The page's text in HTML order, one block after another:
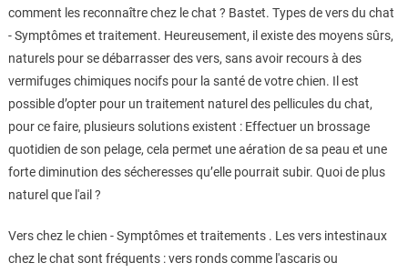
comment les reconnaître chez le chat ? Bastet. Types de vers du chat
- Symptômes et traitement. Heureusement, il existe des moyens sûrs,
naturels pour se débarrasser des vers, sans avoir recours à des
vermifuges chimiques nocifs pour la santé de votre chien. Il est
possible d’opter pour un traitement naturel des pellicules du chat,
pour ce faire, plusieurs solutions existent : Effectuer un brossage
quotidien de son pelage, cela permet une aération de sa peau et une
forte diminution des sécheresses qu’elle pourrait subir. Quoi de plus
naturel que l'ail ?
Vers chez le chien - Symptômes et traitements . Les vers intestinaux
chez le chat sont fréquents : vers ronds comme l'ascaris ou